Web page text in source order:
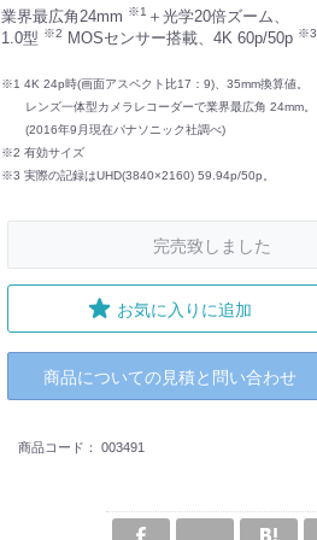
業界最広角24mm ※1 ＋光学20倍ズーム、
1.0型 ※2 MOSセンサー搭載、4K 60p/50p ※3
※1 4K 24p時(画面アスペクト比17：9)、35mm換算値。
レンズ一体型カメラレコーダーで業界最広角 24mm。
(2016年9月現在パナソニック社調べ)
※2 有効サイズ
※3 実際の記録はUHD(3840×2160) 59.94p/50p。
完売致しました
お気に入りに追加
商品についての見積と問い合わせ
商品コード： 003491